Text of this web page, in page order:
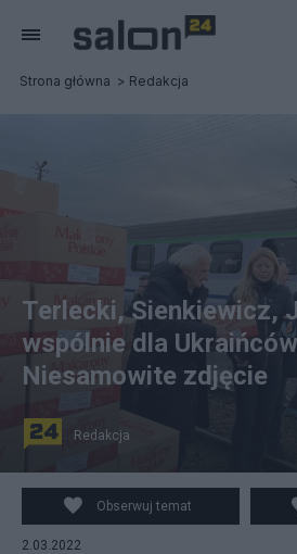
Strona główna Redakcja
źródło: Twitter/Michał Przybylak
Terlecki, Sienkiewicz,
wspólnie dla
Niesamowite zdjęcie
Redakcja
Obserwuj temat
2.03.2022